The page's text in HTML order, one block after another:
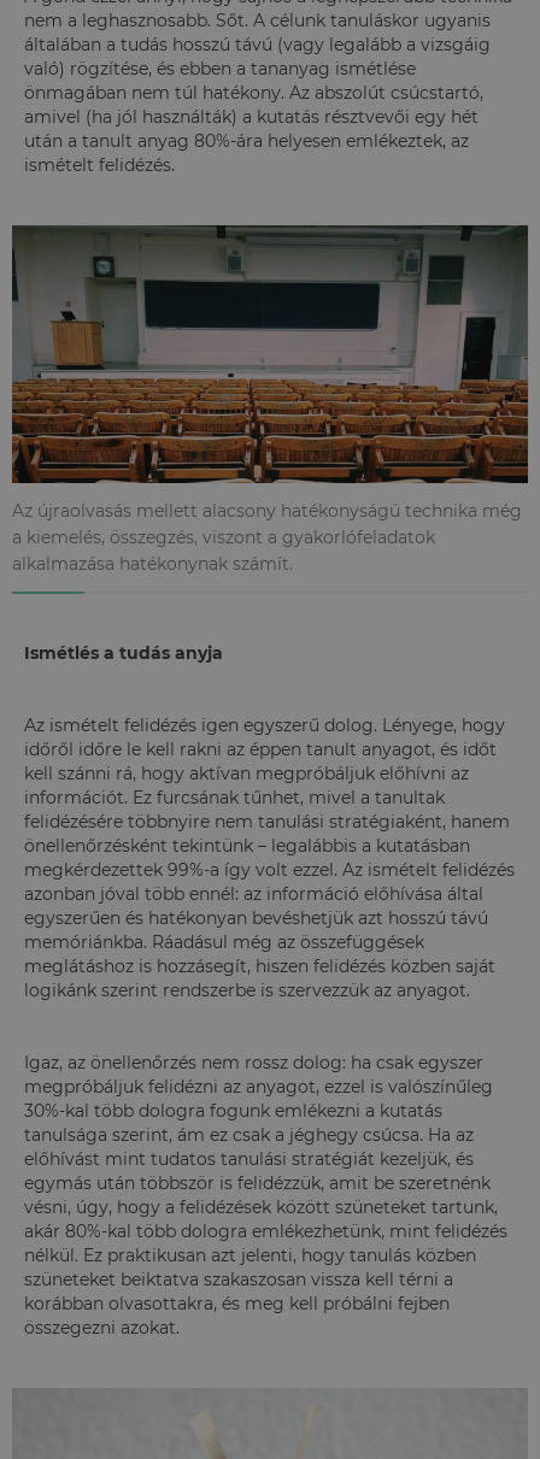
nem a leghasznosabb. Sőt. A célunk tanuláskor ugyanis
általában a tudás hosszú távú (vagy legalább a vizsgáig
való) rögzítése, és ebben a tananyag ismétlése
önmagában nem túl hatékony. Az abszolút csúcstartó,
amivel (ha jól használták) a kutatás résztvevői egy hét
után a tanult anyag 80%-ára helyesen emlékeztek, az
ismételt felidézés.
Az újraolvasás mellett alacsony hatékonyságú technika még
a kiemelés, összegzés, viszont a gyakorlófeladatok
alkalmazása hatékonynak számít.
Ismétlés a tudás anyja
Az ismételt felidézés igen egyszerű dolog. Lényege, hogy
időről időre le kell rakni az éppen tanult anyagot, és időt
kell szánni rá, hogy aktívan megpróbáljuk előhívni az
információt. Ez furcsának tűnhet, mivel a tanultak
felidézésére többnyire nem tanulási stratégiaként, hanem
önellenőrzésként tekintünk – legalábbis a kutatásban
megkérdezettek 99%-a így volt ezzel. Az ismételt felidézés
azonban jóval több ennél: az információ előhívása által
egyszerűen és hatékonyan bevéshetjük azt hosszú távú
memóriánkba. Ráadásul még az összefüggések
meglátáshoz is hozzásegít, hiszen felidézés közben saját
logikánk szerint rendszerbe is szervezzük az anyagot.
Igaz, az önellenőrzés nem rossz dolog: ha csak egyszer
megpróbáljuk felidézni az anyagot, ezzel is valószínűleg
30%-kal több dologra fogunk emlékezni a kutatás
tanulsága szerint, ám ez csak a jéghegy csúcsa. Ha az
előhívást mint tudatos tanulási stratégiát kezeljük, és
egymás után többször is felidézzük, amit be szeretnénk
vésni, úgy, hogy a felidézések között szüneteket tartunk,
akár 80%-kal több dologra emlékezhetünk, mint felidézés
nélkül. Ez praktikusan azt jelenti, hogy tanulás közben
szüneteket beiktatva szakaszosan vissza kell térni a
korábban olvasottakra, és meg kell próbálni fejben
összegezni azokat.